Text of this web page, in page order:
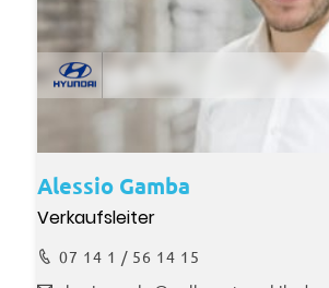
Alessio Gamba
Verkaufsleiter
07 14 1 / 56 14 15